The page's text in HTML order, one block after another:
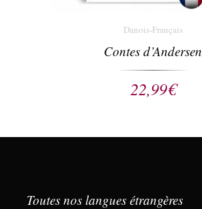
Danois-Français
Contes d’Andersen
22,99€
Toutes nos langues étrangères